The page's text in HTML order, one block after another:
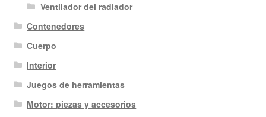
Ventilador del radiador
Contenedores
Cuerpo
Interior
Juegos de herramientas
Motor: piezas y accesorios